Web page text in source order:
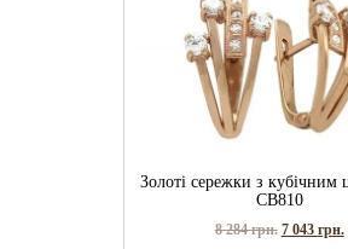
Золоті сережки з кубічним
СВ810
8 284грн. 7 043 грн.